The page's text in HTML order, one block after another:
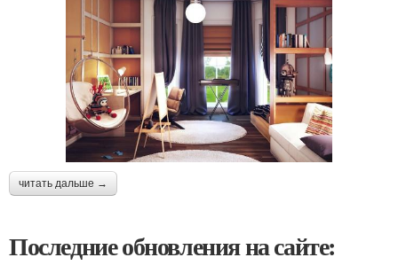
читать дальше →
Последние обновления на сайте: